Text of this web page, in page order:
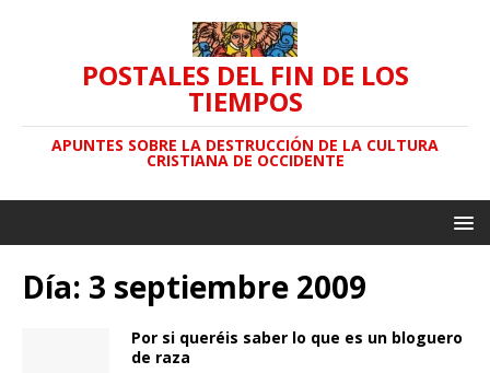
POSTALES DEL FIN DE LOS
TIEMPOS
APUNTES SOBRE LA DESTRUCCIÓN DE LA CULTURA
CRISTIANA DE OCCIDENTE
Día: 3 septiembre 2009
Por si queréis saber lo que es un bloguero
de raza